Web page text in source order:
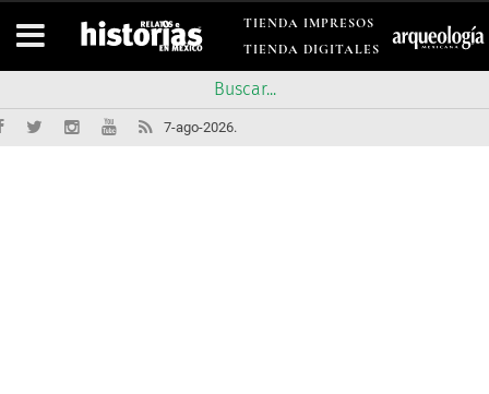
TIENDA IMPRESOS
TIENDA DIGITALES
7-ago-2026.